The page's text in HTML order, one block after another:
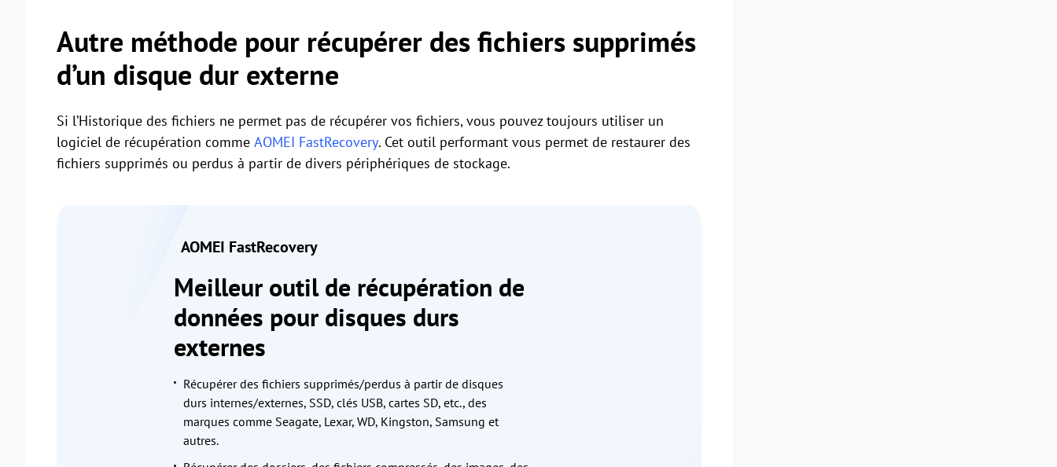
Autre méthode pour récupérer des fichiers supprimés
d’un disque dur externe
Si l’Historique des fichiers ne permet pas de récupérer vos fichiers, vous pouvez toujours utiliser un
logiciel de récupération comme AOMEI FastRecovery. Cet outil performant vous permet de restaurer des
fichiers supprimés ou perdus à partir de divers périphériques de stockage.
AOMEI FastRecovery
Meilleur outil de récupération de
données pour disques durs
externes
Récupérer des fichiers supprimés/perdus à partir de disques
durs internes/externes, SSD, clés USB, cartes SD, etc., des
marques comme Seagate, Lexar, WD, Kingston, Samsung et
autres.